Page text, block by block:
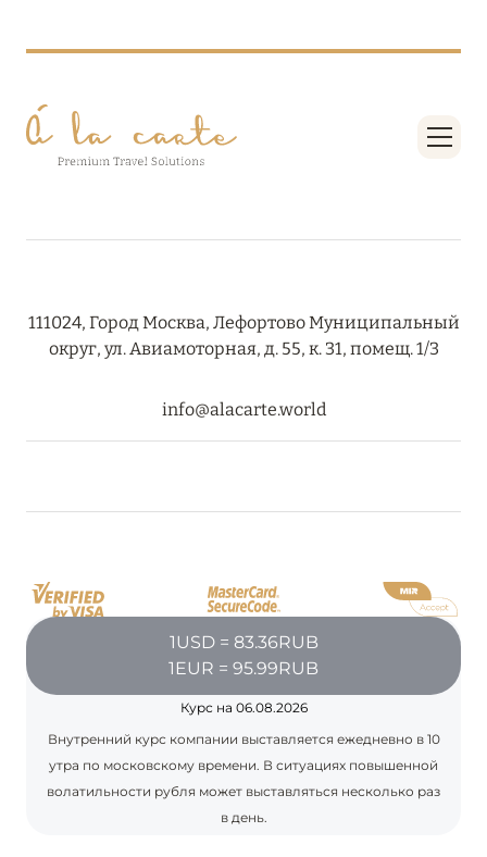
111024, Город Москва, Лефортово Муниципальный
округ, ул. Авиамоторная, д. 55, к. 31, помещ. 1/3
info@alacarte.world
1USD = 83.36RUB
1EUR = 95.99RUB
Курс на 06.08.2026
Внутренний курс компании выставляется ежедневно в 10
утра по московскому времени. В ситуациях повышенной
волатильности рубля может выставляться несколько раз
в день.